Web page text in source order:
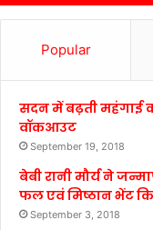
Popular
सदन में बढ़ती महंगाई
वॉकआउट
September 19, 2018
बेबी रानी मौर्य ने
फल एवं मिष्ठान भेंट
September 3, 2018